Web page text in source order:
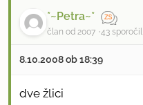
*~Petra~*
član od 2007 43 sporočil
8.10.2008 ob 18:39
dve žlici